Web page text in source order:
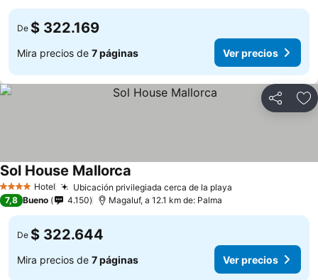
De $ 322.169
Mira precios de 7 páginas Ver precios
Compartir
4 EstrellasHotel Ubicación privilegiada cerca de la playa
Sol House Mallorca
7,8 Bueno 4.150 Magaluf, a 12.1 km de: Palma
De $ 322.644
Mira precios de 7 páginas Ver precios